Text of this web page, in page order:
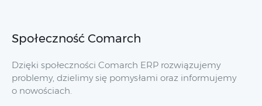
Społeczność Comarch
Dzięki społeczności Comarch ERP rozwiązujemy
problemy, dzielimy się pomysłami oraz informujemy
o nowościach.